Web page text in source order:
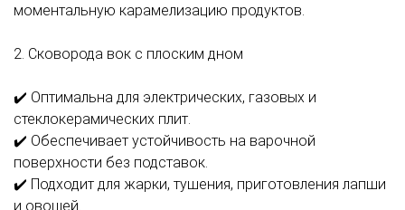
моментальную карамелизацию продуктов.
2. Сковорода вок с плоским дном
✔️ Оптимальна для электрических, газовых и
стеклокерамических плит.
✔️ Обеспечивает устойчивость на варочной
поверхности без подставок.
✔️ Подходит для жарки, тушения, приготовления лапши
и овощей.